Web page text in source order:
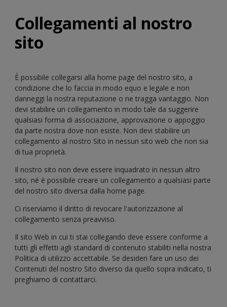
Collegamenti al nostro
sito
È possibile collegarsi alla home page del nostro sito, a
condizione che lo faccia in modo equo e legale e non
danneggi la nostra reputazione o ne tragga vantaggio. Non
devi stabilire un collegamento in modo tale da suggerire
qualsiasi forma di associazione, approvazione o appoggio
da parte nostra dove non esiste. Non devi stabilire un
collegamento al nostro Sito in nessun sito web che non sia
di tua proprietà.
Il nostro sito non deve essere inquadrato in nessun altro
sito, né è possibile creare un collegamento a qualsiasi parte
del nostro sito diversa dalla home page.
Ci riserviamo il diritto di revocare l'autorizzazione al
collegamento senza preavviso.
Il sito Web in cui ti stai collegando deve essere conforme a
tutti gli effetti agli standard di contenuto stabiliti nella nostra
Politica di utilizzo accettabile. Se desideri fare un uso dei
Contenuti del nostro Sito diverso da quello sopra indicato, ti
preghiamo di contattarci.